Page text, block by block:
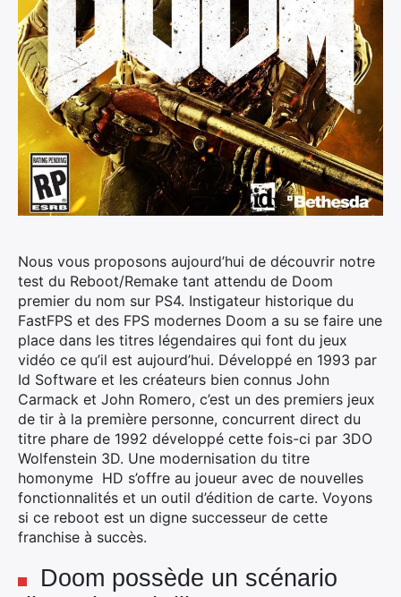
Nous vous proposons aujourd’hui de découvrir notre
test du Reboot/Remake tant attendu de Doom
premier du nom sur PS4. Instigateur historique du
FastFPS et des FPS modernes Doom a su se faire une
place dans les titres légendaires qui font du jeux
vidéo ce qu’il est aujourd’hui. Développé en 1993 par
Id Software et les créateurs bien connus John
Carmack et John Romero, c’est un des premiers jeux
de tir à la première personne, concurrent direct du
titre phare de 1992 développé cette fois-ci par 3DO
Wolfenstein 3D. Une modernisation du titre
homonyme HD s’offre au joueur avec de nouvelles
fonctionnalités et un outil d’édition de carte. Voyons
si ce reboot est un digne successeur de cette
franchise à succès.
Doom possède un scénario